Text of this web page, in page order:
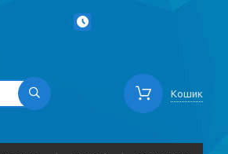
Кошик